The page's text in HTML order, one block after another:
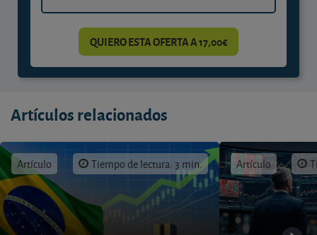
QUIERO ESTA OFERTA A 17,00€
Artículos relacionados
Artículo Tiempo de lectura: 3 min. Artículo